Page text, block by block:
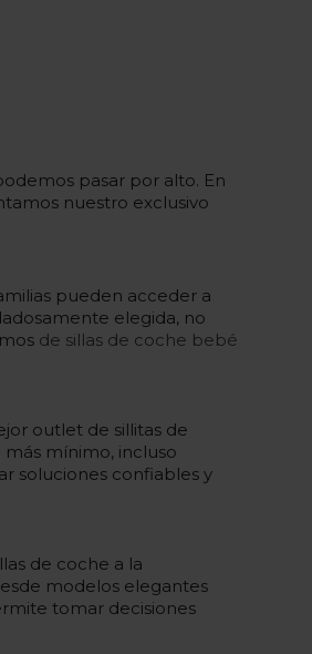
pasar por alto. En
nuestro exclusivo
pueden acceder a
elegida, no
de sillas de coche bebé
outlet de sillitas de
mínimo, incluso
soluciones confiables y
de coche a la
modelos elegantes
tomar decisiones